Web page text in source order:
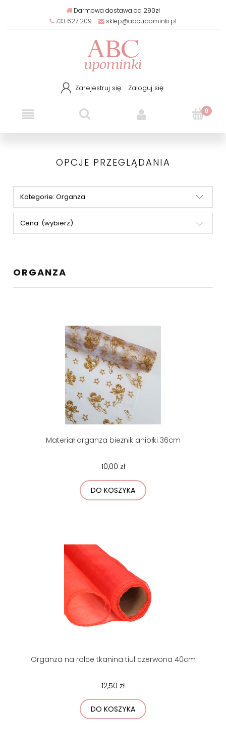
Darmowa dostawa od 290zł
733 627 209
sklep@abcupominki.pl
Zarejestruj się Zaloguj się
OPCJE PRZEGLĄDANIA
Kategorie: Organza
Cena: (wybierz)
ORGANZA
Materiał organza bieżnik aniołki 36cm
10,00 zł
DO KOSZYKA
Organza na rolce tkanina tiul czerwona 40cm
12,50 zł
DO KOSZYKA